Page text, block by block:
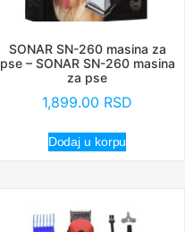
SONAR SN-260 masina za
pse – SONAR SN-260 masina
za pse
1,899.00 RSD
Dodaj u korpu